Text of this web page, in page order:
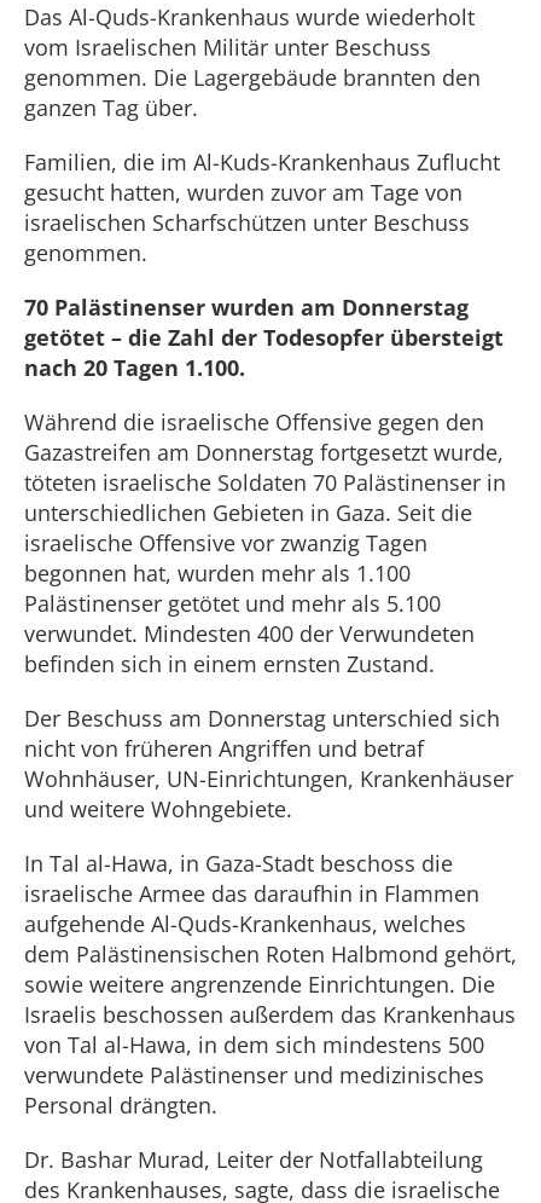
Das Al-Quds-Krankenhaus wurde wiederholt
vom Israelischen Militär unter Beschuss
genommen. Die Lagergebäude brannten den
ganzen Tag über.
Familien, die im Al-Kuds-Krankenhaus Zuflucht
gesucht hatten, wurden zuvor am Tage von
israelischen Scharfschützen unter Beschuss
genommen.
70 Palästinenser wurden am Donnerstag
getötet – die Zahl der Todesopfer übersteigt
nach 20 Tagen 1.100.
Während die israelische Offensive gegen den
Gazastreifen am Donnerstag fortgesetzt wurde,
töteten israelische Soldaten 70 Palästinenser in
unterschiedlichen Gebieten in Gaza. Seit die
israelische Offensive vor zwanzig Tagen
begonnen hat, wurden mehr als 1.100
Palästinenser getötet und mehr als 5.100
verwundet. Mindesten 400 der Verwundeten
befinden sich in einem ernsten Zustand.
Der Beschuss am Donnerstag unterschied sich
nicht von früheren Angriffen und betraf
Wohnhäuser, UN-Einrichtungen, Krankenhäuser
und weitere Wohngebiete.
In Tal al-Hawa, in Gaza-Stadt beschoss die
israelische Armee das daraufhin in Flammen
aufgehende Al-Quds-Krankenhaus, welches
dem Palästinensischen Roten Halbmond gehört,
sowie weitere angrenzende Einrichtungen. Die
Israelis beschossen außerdem das Krankenhaus
von Tal al-Hawa, in dem sich mindestens 500
verwundete Palästinenser und medizinisches
Personal drängten.
Dr. Bashar Murad, Leiter der Notfallabteilung
des Krankenhauses, sagte, dass die israelische